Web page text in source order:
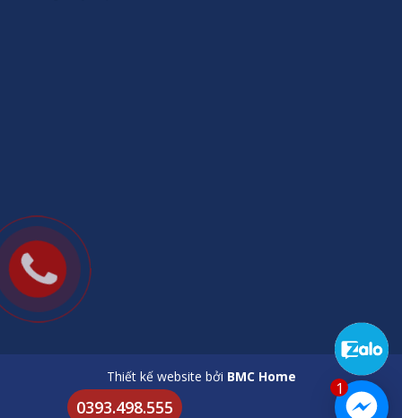
Thiết kế website bởi BMC Home
0393.498.555
1